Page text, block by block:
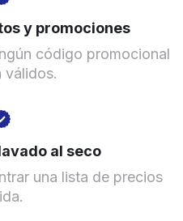
y promociones
código promocional
válidos.
al seco
una lista de precios